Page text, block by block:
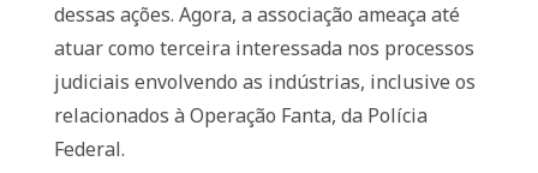
dessas ações. Agora, a associação ameaça até
atuar como terceira interessada nos processos
judiciais envolvendo as indústrias, inclusive os
relacionados à Operação Fanta, da Polícia
Federal.